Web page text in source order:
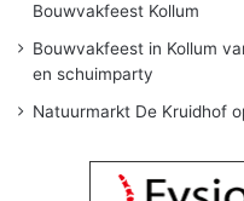
Bouwvakfeest Kollum
Bouwvakfeest in Kollum
en schuimparty
Natuurmarkt De Kruidhof